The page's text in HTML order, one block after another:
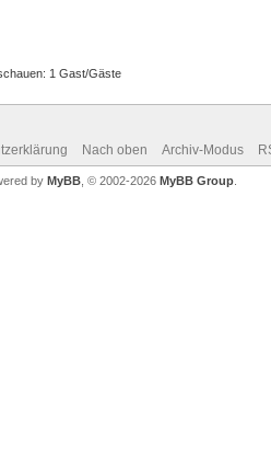
1 Gast/Gäste
Nach oben Archiv-Modus
by MyBB , © 2002-2026 MyBB Group